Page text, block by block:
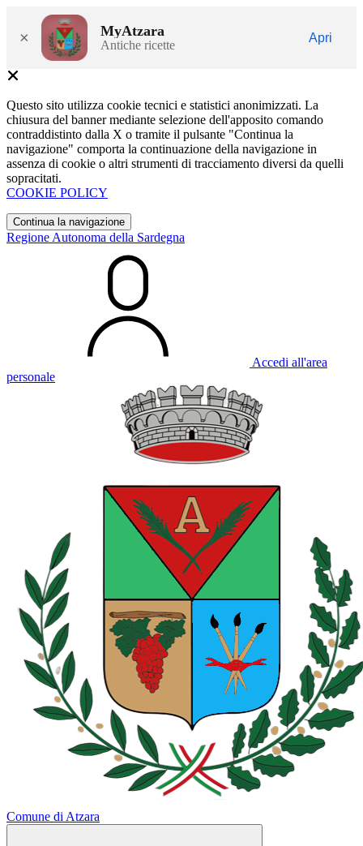
× MyAtzara
Antiche ricette
Apri
Questo sito utilizza cookie tecnici e statistici anonimizzati. La
chiusura del banner mediante selezione dell'apposito comando
contraddistinto dalla X o tramite il pulsante "Continua la
navigazione" comporta la continuazione della navigazione in
assenza di cookie o altri strumenti di tracciamento diversi da quelli
sopracitati.
COOKIE POLICY
Continua la navigazione
Regione Autonoma della Sardegna
Accedi all'area
personale
Comune di Atzara